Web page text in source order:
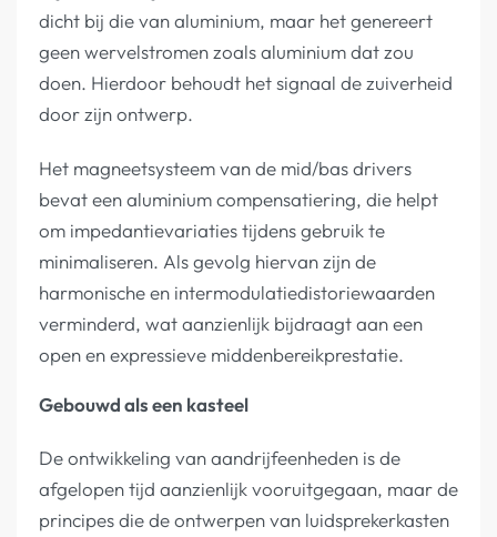
dicht bij die van aluminium, maar het genereert
geen wervelstromen zoals aluminium dat zou
doen. Hierdoor behoudt het signaal de zuiverheid
door zijn ontwerp.
Het magneetsysteem van de mid/bas drivers
bevat een aluminium compensatiering, die helpt
om impedantievariaties tijdens gebruik te
minimaliseren. Als gevolg hiervan zijn de
harmonische en intermodulatiedistoriewaarden
verminderd, wat aanzienlijk bijdraagt aan een
open en expressieve middenbereikprestatie.
Gebouwd als een kasteel
De ontwikkeling van aandrijfeenheden is de
afgelopen tijd aanzienlijk vooruitgegaan, maar de
principes die de ontwerpen van luidsprekerkasten